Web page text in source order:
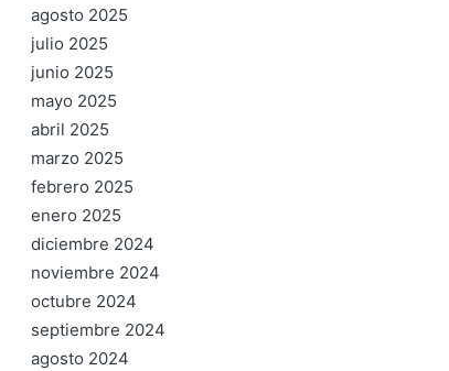
agosto 2025
julio 2025
junio 2025
mayo 2025
abril 2025
marzo 2025
febrero 2025
enero 2025
diciembre 2024
noviembre 2024
octubre 2024
septiembre 2024
agosto 2024